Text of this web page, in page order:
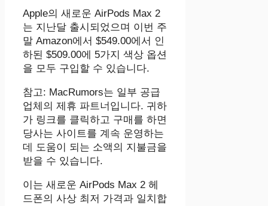
Apple의 새로운 AirPods Max 2
는 지난달 출시되었으며 이번 주
말 Amazon에서 $549.00에서 인
하된 $509.00에 5가지 색상 옵션
을 모두 구입할 수 있습니다.
참고: MacRumors는 일부 공급
업체의 제휴 파트너입니다. 귀하
가 링크를 클릭하고 구매를 하면
당사는 사이트를 계속 운영하는
데 도움이 되는 소액의 지불금을
받을 수 있습니다.
이는 새로운 AirPods Max 2 헤
드폰의 사상 최저 가격과 일치합